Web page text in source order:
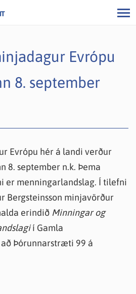
Evrópu
8. september
Evrópu hér á landi verður
8. september n.k. Þema
er menningarlandslag. Í tilefni
Bergsteinsson minjavörður
erindið Minningar og
í Gamla
Þórunnarstræti 99 á